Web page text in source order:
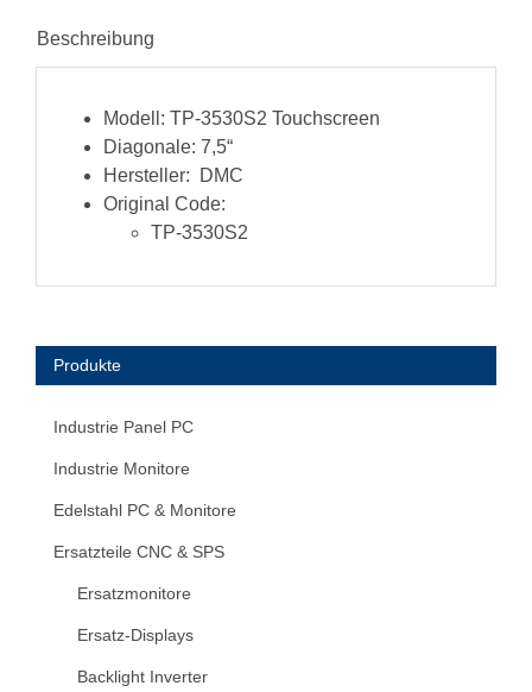
Beschreibung
Modell: TP-3530S2 Touchscreen
Diagonale: 7,5“
Hersteller:
DMC
Original Code:
TP-3530S2
Produkte
Industrie Panel PC
Industrie Monitore
Edelstahl PC & Monitore
Ersatzteile CNC & SPS
Ersatzmonitore
Ersatz-Displays
Backlight Inverter